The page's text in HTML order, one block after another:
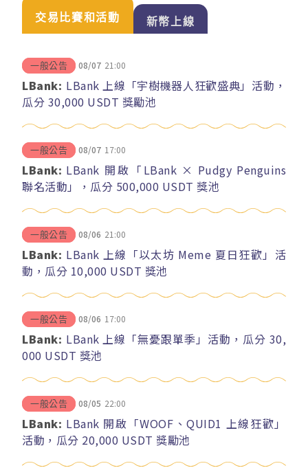
交易比賽和活動 新幣上線
一般公告 08/07 21:00
LBank: LBank 上線「宇樹機器人狂歡盛典」活動，
瓜分 30,000 USDT 獎勵池
一般公告 08/07 17:00
LBank: LBank 開啟「LBank × Pudgy Penguins
聯名活動」，瓜分 500,000 USDT 獎池
一般公告 08/06 21:00
LBank: LBank 上線「以太坊 Meme 夏日狂歡」活
動，瓜分 10,000 USDT 獎池
一般公告 08/06 17:00
LBank: LBank 上線「無憂跟單季」活動，瓜分 30,
000 USDT 獎池
一般公告 08/05 22:00
LBank: LBank 開啟「WOOF、QUID1 上線狂歡」
活動，瓜分 20,000 USDT 獎勵池